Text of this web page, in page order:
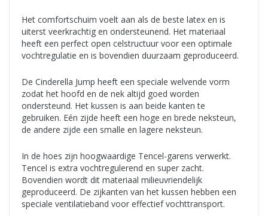
Het comfortschuim voelt aan als de beste latex en is
uiterst veerkrachtig en ondersteunend. Het materiaal
heeft een perfect open celstructuur voor een optimale
vochtregulatie en is bovendien duurzaam geproduceerd.
De Cinderella Jump heeft een speciale welvende vorm
zodat het hoofd en de nek altijd goed worden
ondersteund. Het kussen is aan beide kanten te
gebruiken. Eén zijde heeft een hoge en brede neksteun,
de andere zijde een smalle en lagere neksteun.
In de hoes zijn hoogwaardige Tencel-garens verwerkt.
Tencel is extra vochtregulerend en super zacht.
Bovendien wordt dit materiaal milieuvriendelijk
geproduceerd. De zijkanten van het kussen hebben een
speciale ventilatieband voor effectief vochttransport.